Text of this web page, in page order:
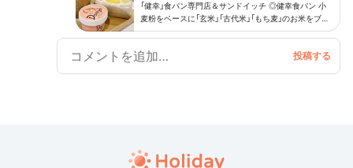
「健幸」食パン専門店＆サンドイッチ ◎健幸食パン 小
麦粉をベースに「玄米」「古代米」「もち麦」のお米をブレ
ンド🍞